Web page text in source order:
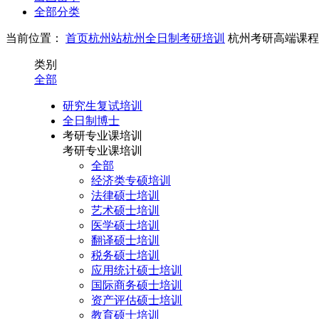
全部分类
当前位置： 首页杭州站杭州全日制考研培训 杭州考研高端课
类别
全部
研究生复试培训
全日制博士
考研专业课培训
考研专业课培训
全部
经济类专硕培训
法律硕士培训
艺术硕士培训
医学硕士培训
翻译硕士培训
税务硕士培训
应用统计硕士培训
国际商务硕士培训
资产评估硕士培训
教育硕士培训